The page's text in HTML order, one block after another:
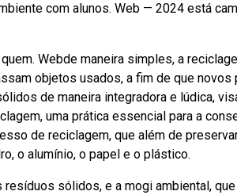
com alunos. Web — 2024 está
Webde maneira simples, a
objetos usados, a fim de que novos
de maneira integradora e lúdica,
uma prática essencial para a
de reciclagem, que além de
o alumínio, o papel e o plástico.
sólidos, e a mogi ambiental,